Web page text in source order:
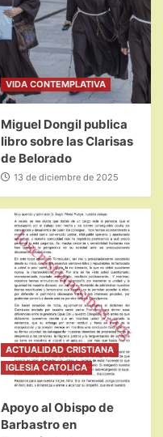
VIDA CONTEMPLATIVA
Miguel Dongil publica
libro sobre las Clarisas
de Belorado
13 de diciembre de 2025
ACTUALIDAD CRISTIANA
IGLESIA CATOLICA
Apoyo al Obispo de
Barbastro en